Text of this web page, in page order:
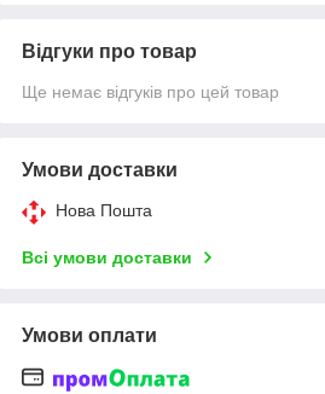
Відгуки про товар
Ще немає відгуків про цей товар
Умови доставки
Нова Пошта
Всі умови доставки
Умови оплати